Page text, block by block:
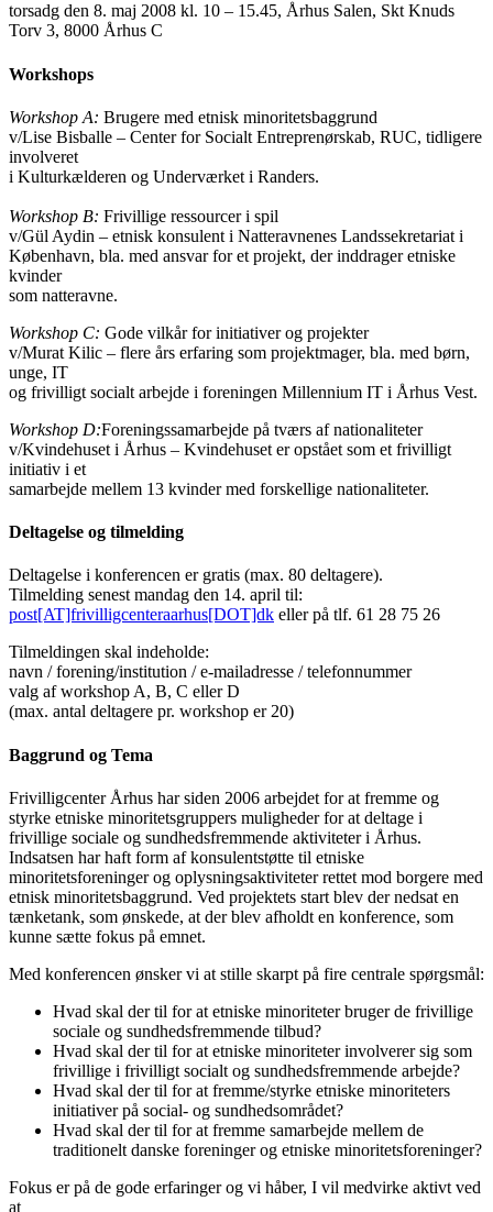
torsadg den 8. maj 2008 kl. 10 – 15.45, Århus Salen, Skt Knuds
Torv 3, 8000 Århus C
Workshops
Workshop A: Brugere med etnisk minoritetsbaggrund
v/Lise Bisballe – Center for Socialt Entreprenørskab, RUC, tidligere
involveret
i Kulturkælderen og Underværket i Randers.
Workshop B: Frivillige ressourcer i spil
v/Gül Aydin – etnisk konsulent i Natteravnenes Landssekretariat i
København, bla. med ansvar for et projekt, der inddrager etniske
kvinder
som natteravne.
Workshop C: Gode vilkår for initiativer og projekter
v/Murat Kilic – flere års erfaring som projektmager, bla. med børn,
unge, IT
og frivilligt socialt arbejde i foreningen Millennium IT i Århus Vest.
Workshop D:Foreningssamarbejde på tværs af nationaliteter
v/Kvindehuset i Århus – Kvindehuset er opstået som et frivilligt
initiativ i et
samarbejde mellem 13 kvinder med forskellige nationaliteter.
Deltagelse og tilmelding
Deltagelse i konferencen er gratis (max. 80 deltagere).
Tilmelding senest mandag den 14. april til:
post[AT]frivilligcenteraarhus[DOT]dk eller på tlf. 61 28 75 26
Tilmeldingen skal indeholde:
navn / forening/institution / e-mailadresse / telefonnummer
valg af workshop A, B, C eller D
(max. antal deltagere pr. workshop er 20)
Baggrund og Tema
Frivilligcenter Århus har siden 2006 arbejdet for at fremme og
styrke etniske minoritetsgruppers muligheder for at deltage i
frivillige sociale og sundhedsfremmende aktiviteter i Århus.
Indsatsen har haft form af konsulentstøtte til etniske
minoritetsforeninger og oplysningsaktiviteter rettet mod borgere med
etnisk minoritetsbaggrund. Ved projektets start blev der nedsat en
tænketank, som ønskede, at der blev afholdt en konference, som
kunne sætte fokus på emnet.
Med konferencen ønsker vi at stille skarpt på fire centrale spørgsmål:
Hvad skal der til for at etniske minoriteter bruger de frivillige
sociale og sundhedsfremmende tilbud?
Hvad skal der til for at etniske minoriteter involverer sig som
frivillige i frivilligt socialt og sundhedsfremmende arbejde?
Hvad skal der til for at fremme/styrke etniske minoriteters
initiativer på social- og sundhedsområdet?
Hvad skal der til for at fremme samarbejde mellem de
traditionelt danske foreninger og etniske minoritetsforeninger?
Fokus er på de gode erfaringer og vi håber, I vil medvirke aktivt ved
at